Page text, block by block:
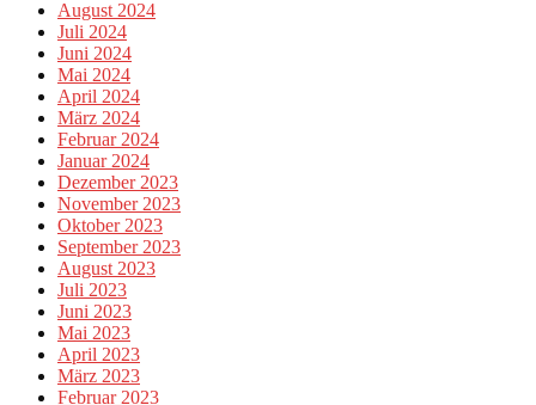
August 2024
Juli 2024
Juni 2024
Mai 2024
April 2024
März 2024
Februar 2024
Januar 2024
Dezember 2023
November 2023
Oktober 2023
September 2023
August 2023
Juli 2023
Juni 2023
Mai 2023
April 2023
März 2023
Februar 2023